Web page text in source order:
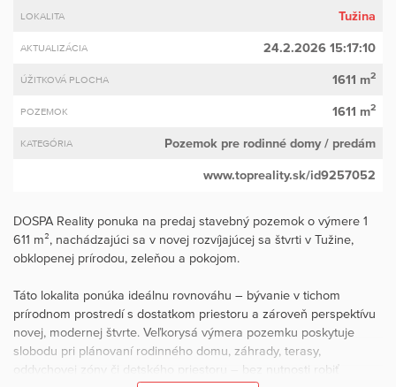
LOKALITA Tužina
AKTUALIZÁCIA 24.2.2026 15:17:10
ÚŽITKOVÁ PLOCHA 1611 m2
POZEMOK 1611 m2
KATEGÓRIA Pozemok pre rodinné domy/ predám
www.topreality.sk/id9257052
DOSPA Reality ponuka na predaj stavebný pozemok o výmere 1
611 m², nachádzajúci sa v novej rozvíjajúcej sa štvrti v Tužine,
obklopenej prírodou, zeleňou a pokojom.
Táto lokalita ponúka ideálnu rovnováhu – bývanie v tichom
prírodnom prostredí s dostatkom priestoru a zároveň perspektívu
novej, modernej štvrte. Veľkorysá výmera pozemku poskytuje
slobodu pri plánovaní rodinného domu, záhrady, terasy,
oddychovej zóny či detského priestoru – bez nutnosti robiť